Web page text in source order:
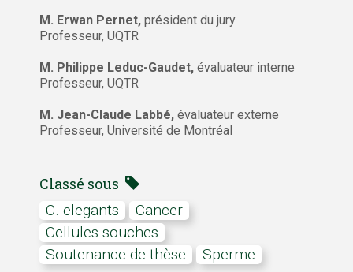
M. Erwan Pernet, président du jury
Professeur, UQTR
M. Philippe Leduc-Gaudet, évaluateur interne
Professeur, UQTR
M. Jean-Claude Labbé, évaluateur externe
Professeur, Université de Montréal
Classé sous
C. elegants
cancer
Cellules souches
soutenance de thèse
sperme